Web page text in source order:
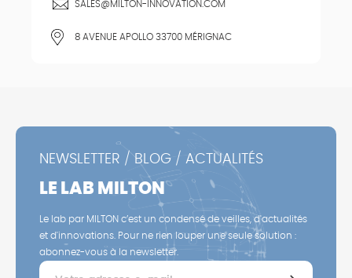
SALES@MILTON-INNOVATION.COM
8 AVENUE APOLLO 33700 MÉRIGNAC
NEWSLETTER / BLOG / ACTUALITÉS
LE LAB MILTON
Le lab par MILTON c’est un condensé de veilles, d'actualités
et d'innovations. Pour ne rien louper une seule solution :
abonnez-vous à la newsletter.